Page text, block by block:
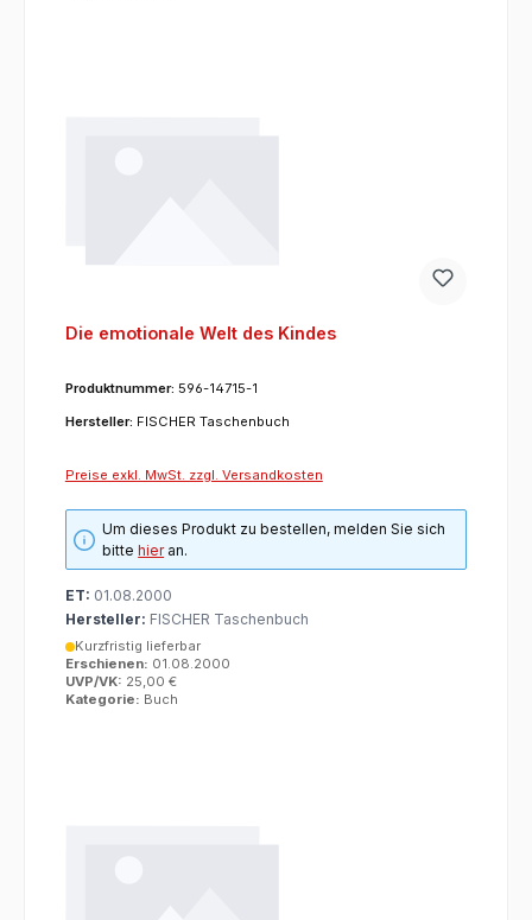
Die emotionale Welt des Kindes
Produktnummer: 596-14715-1
Hersteller: FISCHER Taschenbuch
Preise exkl. MwSt. zzgl. Versandkosten
Um dieses Produkt zu bestellen, melden Sie sich
bittehieran.
ET: 01.08.2000
Hersteller: FISCHER Taschenbuch
Kurzfristig lieferbar
Erschienen: 01.08.2000
UVP/VK: 25,00 €
Kategorie: Buch